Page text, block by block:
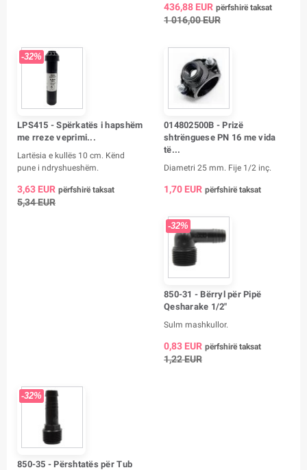
436,88 EUR përfshirë taksat
1 016,00 EUR
-32%
LPS415 - Spërkatës i hapshëm
me rreze veprimi...
Lartësia e kullës 10 cm. Kënd
pune i ndryshueshëm.
3,63 EUR përfshirë taksat
5,34 EUR
014802500B - Prizë
shtrënguese PN 16 me vida
të...
Diametri 25 mm. Fije 1/2 inç.
1,70 EUR përfshirë taksat
-32%
850-31 - Bërryl për Pipë
Qesharake 1/2"
Sulm mashkullor.
0,83 EUR përfshirë taksat
1,22 EUR
-32%
850-35 - Përshtatës për Tub